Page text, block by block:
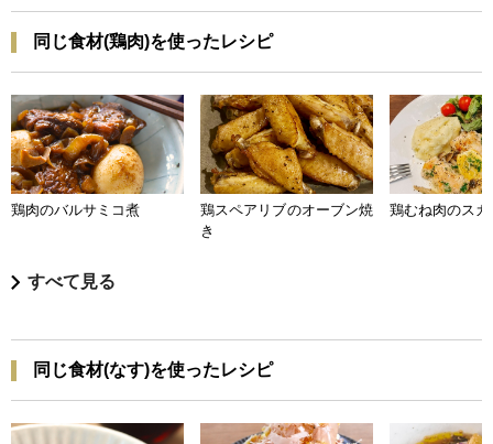
同じ食材(鶏肉)を使ったレシピ
鶏肉のバルサミコ煮
鶏スペアリブのオーブン焼
き
鶏むね肉のス
すべて見る
同じ食材(なす)を使ったレシピ